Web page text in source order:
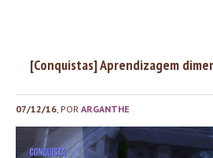
[Conquistas] Aprendizagem
07/12/16, POR ARGANTHE